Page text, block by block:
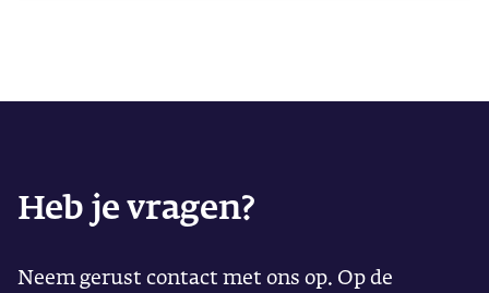
Heb je vragen?
Neem gerust contact met ons op. Op de